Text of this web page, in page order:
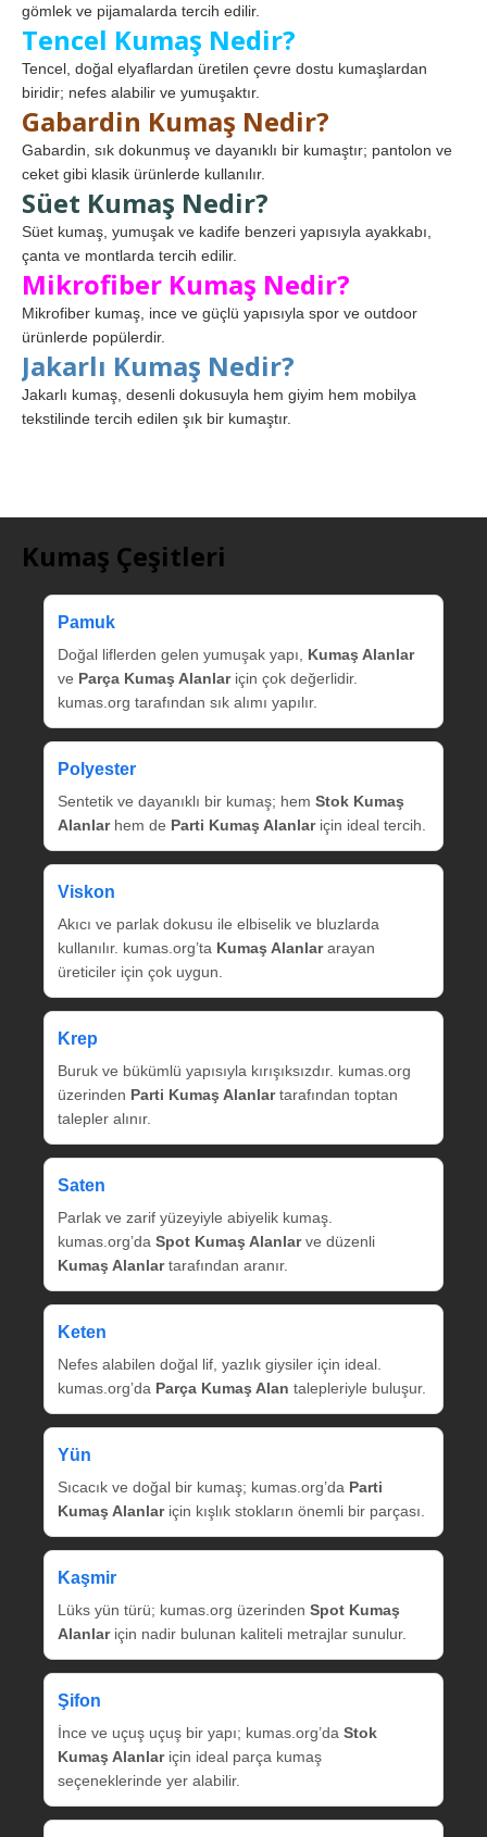
gömlek ve pijamalarda tercih edilir.
Tencel Kumaş Nedir?
Tencel, doğal elyaflardan üretilen çevre dostu kumaşlardan
biridir; nefes alabilir ve yumuşaktır.
Gabardin Kumaş Nedir?
Gabardin, sık dokunmuş ve dayanıklı bir kumaştır; pantolon ve
ceket gibi klasik ürünlerde kullanılır.
Süet Kumaş Nedir?
Süet kumaş, yumuşak ve kadife benzeri yapısıyla ayakkabı,
çanta ve montlarda tercih edilir.
Mikrofiber Kumaş Nedir?
Mikrofiber kumaş, ince ve güçlü yapısıyla spor ve outdoor
ürünlerde popülerdir.
Jakarlı Kumaş Nedir?
Jakarlı kumaş, desenli dokusuyla hem giyim hem mobilya
tekstilinde tercih edilen şık bir kumaştır.
Kumaş Çeşitleri
Pamuk
Doğal liflerden gelen yumuşak yapı, Kumaş Alanlar
ve Parça Kumaş Alanlariçin çok değerlidir.
kumas.org tarafından sık alımı yapılır.
Polyester
Sentetik ve dayanıklı bir kumaş; hem Stok Kumaş
Alanlarhem de Parti Kumaş Alanlariçin ideal tercih.
Viskon
Akıcı ve parlak dokusu ile elbiselik ve bluzlarda
kullanılır. kumas.org’ta Kumaş Alanlararayan
üreticiler için çok uygun.
Krep
Buruk ve bükümlü yapısıyla kırışıksızdır. kumas.org
üzerinden Parti Kumaş Alanlartarafından toptan
talepler alınır.
Saten
Parlak ve zarif yüzeyiyle abiyelik kumaş.
kumas.org’da Spot Kumaş Alanlarve düzenli
Kumaş Alanlartarafından aranır.
Keten
Nefes alabilen doğal lif, yazlık giysiler için ideal.
kumas.org’da Parça Kumaş Alan talepleriyle buluşur.
Yün
Sıcacık ve doğal bir kumaş; kumas.org’da Parti
Kumaş Alanlariçin kışlık stokların önemli bir parçası.
Kaşmir
Lüks yün türü; kumas.org üzerinden Spot Kumaş
Alanlariçin nadir bulunan kaliteli metrajlar sunulur.
Şifon
İnce ve uçuş uçuş bir yapı; kumas.org’da Stok
Kumaş Alanlariçin ideal parça kumaş
seçeneklerinde yer alabilir.